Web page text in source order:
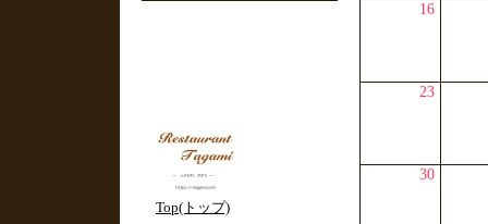
16
23
30
Top(トップ)